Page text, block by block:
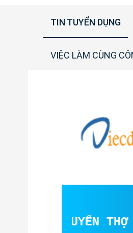
TIN TUYỂN DỤNG
VIỆC LÀM CÙNG
TUYỂN THỢ